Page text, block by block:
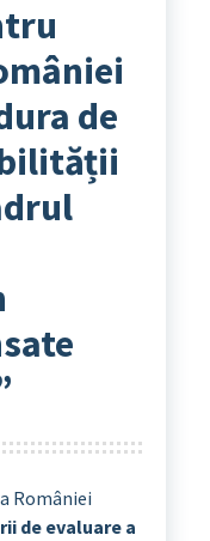
de
României
de evaluare a